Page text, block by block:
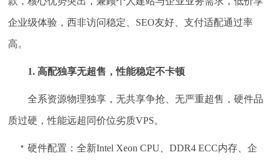
企业级体验，西非访问稳定、SEO友好、支付适配通过率
高。
1. 高配独享无超售，性能稳定不卡顿
全系资源物理独享，无共享争抢、无严重超售，硬件品
质过硬，性能远超同价位劣质VPS。
硬件配置：全新Intel Xeon CPU、DDR4 ECC内存、企